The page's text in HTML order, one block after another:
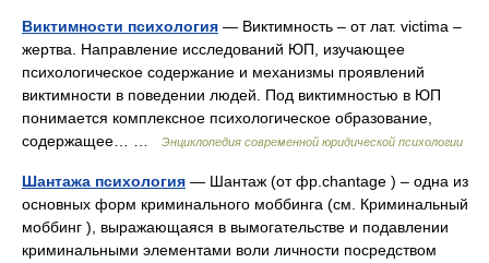
Виктимности психология — Виктимность – от лат. victima –
жертва. Направление исследований ЮП, изучающее
психологическое содержание и механизмы проявлений
виктимности в поведении людей. Под виктимностью в ЮП
понимается комплексное психологическое образование,
содержащее… …
Энциклопедия современной юридической психологии
Шантажа психология — Шантаж (от фр.chantage ) – одна из
основных форм криминального моббинга (см. Криминальный
моббинг ), выражающаяся в вымогательстве и подавлении
криминальными элементами воли личности посредством